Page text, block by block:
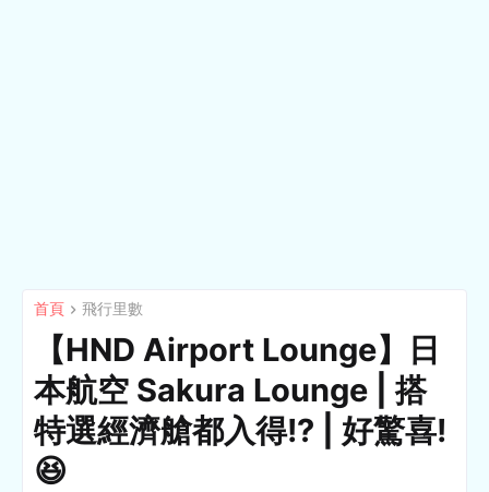
首頁 飛行里數
【HND Airport Lounge】日
本航空 Sakura Lounge | 搭
特選經濟艙都入得!? | 好驚喜!
😆